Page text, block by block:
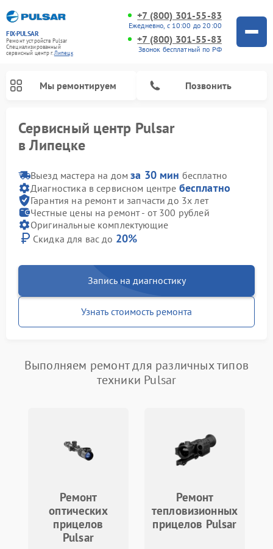
FIX-PULSAR
Ремонт устройств Pulsar
Специализированный
cервисный центр г.Липецк
+7 (800) 301-55-83
Ежедневно, с 10:00 до 20:00
+7 (800) 301-55-83
Звонок бесплатный по РФ
Мы ремонтируем Позвонить
Сервисный центр Pulsar
в Липецке
Выезд мастера на домза 30 мин бесплатно
Диагностика в сервисном центре бесплатно
Гарантия на ремонт и запчасти до 3х лет
Честные цены на ремонт - от 300 рублей
Оригинальные комплектующие
Скидка для вас до 20%
Запись на диагностику
Узнать стоимость ремонта
Выполняем ремонт для различных типов
техники Pulsar
Ремонт
оптических
прицелов
Pulsar
Ремонт
тепловизионных
прицелов Pulsar